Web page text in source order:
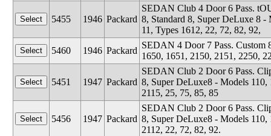
5455 1946 Packard
SEDAN Club 4 Door 6 Pass.
8, Standard 8, Super DeLuxe 8 -
11, Types 1612, 22, 72, 82, 92,
5460
1946 Packard
SEDAN 4 Door 7 Pass. Custom
1650, 1651, 2150, 2151, 2250,
5451 1947 Packard
SEDAN Club 2 Door 6 Pass.
8, Super DeLuxe8 - Models 110,
2115, 25, 75, 85, 85
5456 1947 Packard
SEDAN Club 2 Door 6 Pass.
8, Super DeLuxe8 - Models 110,
2112, 22, 72, 82, 92.